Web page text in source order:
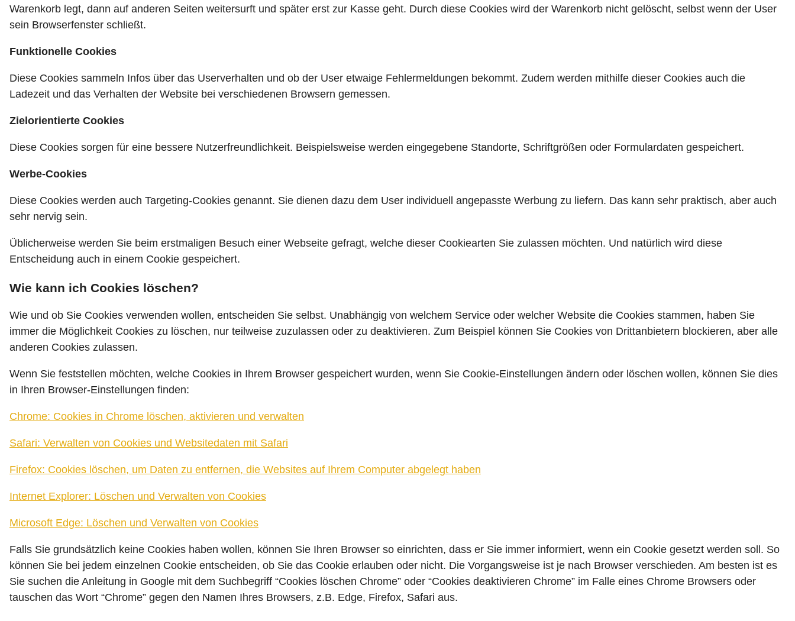
Warenkorb legt, dann auf anderen Seiten weitersurft und später erst zur Kasse geht. Durch diese Cookies wird der Warenkorb nicht gelöscht, selbst wenn der User
sein Browserfenster schließt.
Funktionelle Cookies
Diese Cookies sammeln Infos über das Userverhalten und ob der User etwaige Fehlermeldungen bekommt. Zudem werden mithilfe dieser Cookies auch die
Ladezeit und das Verhalten der Website bei verschiedenen Browsern gemessen.
Zielorientierte Cookies
Diese Cookies sorgen für eine bessere Nutzerfreundlichkeit. Beispielsweise werden eingegebene Standorte, Schriftgrößen oder Formulardaten gespeichert.
Werbe-Cookies
Diese Cookies werden auch Targeting-Cookies genannt. Sie dienen dazu dem User individuell angepasste Werbung zu liefern. Das kann sehr praktisch, aber auch
sehr nervig sein.
Üblicherweise werden Sie beim erstmaligen Besuch einer Webseite gefragt, welche dieser Cookiearten Sie zulassen möchten. Und natürlich wird diese
Entscheidung auch in einem Cookie gespeichert.
Wie kann ich Cookies löschen?
Wie und ob Sie Cookies verwenden wollen, entscheiden Sie selbst. Unabhängig von welchem Service oder welcher Website die Cookies stammen, haben Sie
immer die Möglichkeit Cookies zu löschen, nur teilweise zuzulassen oder zu deaktivieren. Zum Beispiel können Sie Cookies von Drittanbietern blockieren, aber alle
anderen Cookies zulassen.
Wenn Sie feststellen möchten, welche Cookies in Ihrem Browser gespeichert wurden, wenn Sie Cookie-Einstellungen ändern oder löschen wollen, können Sie dies
in Ihren Browser-Einstellungen finden:
Chrome: Cookies in Chrome löschen, aktivieren und verwalten
Safari: Verwalten von Cookies und Websitedaten mit Safari
Firefox: Cookies löschen, um Daten zu entfernen, die Websites auf Ihrem Computer abgelegt haben
Internet Explorer: Löschen und Verwalten von Cookies
Microsoft Edge: Löschen und Verwalten von Cookies
Falls Sie grundsätzlich keine Cookies haben wollen, können Sie Ihren Browser so einrichten, dass er Sie immer informiert, wenn ein Cookie gesetzt werden soll. So
können Sie bei jedem einzelnen Cookie entscheiden, ob Sie das Cookie erlauben oder nicht. Die Vorgangsweise ist je nach Browser verschieden. Am besten ist es
Sie suchen die Anleitung in Google mit dem Suchbegriff “Cookies löschen Chrome” oder “Cookies deaktivieren Chrome” im Falle eines Chrome Browsers oder
tauschen das Wort “Chrome” gegen den Namen Ihres Browsers, z.B. Edge, Firefox, Safari aus.